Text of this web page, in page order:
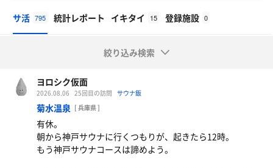
サ活 795 統計レポート イキタイ 15 登録施設 0
絞り込み検索
ヨロシク仮面
2026.08.06 25回目の訪問 サウナ飯
菊水温泉 [ 兵庫県 ]
有休。
朝から神戸サウナに行くつもりが、起きたら12時。
もう神戸サウナコースは諦めよう。